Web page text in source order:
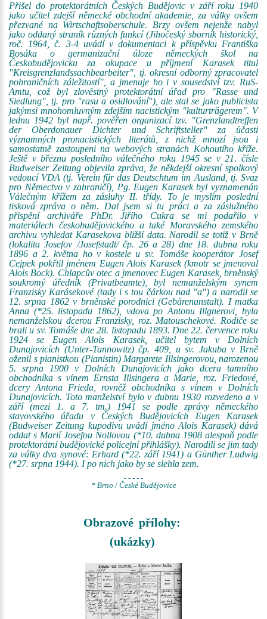
Přišel do protektorátních Českých Budějovic v září roku 1940
jako učitel zdejší německé obchodní akademie, za války ovšem
přezvané na Wirtschaftsoberschule. Brzy ovšem nejenže nabyl
jako oddaný straník různých funkcí (Jihočeský sborník historický,
roč. 1964, č. 3-4 uvádí v dokumentaci k příspěvku Františka
Bosáka o germanizační úloze německých škol na
Českobudějovicku za okupace u příjmení Karasek titul
"Kreisgrenzlandssachbearbeiter", tj. okresní odborný zpracovatel
pohraničních záležitostí", a jmenuje ho i v sousedství tzv. RuS-
Amtu, což byl zlověstný protektorátní úřad pro "Rasse und
Siedlung", tj. pro "rasu a osidlování"), ale stal se jako publicista
jakýmsi mnohomluvným zdejším nacistickým "kulturträgerem". V
lednu 1942 byl např. pověřen organizací tzv. "Grenzlandtreffen
der Oberdonauer Dichter und Schriftsteller" za účasti
významných pronacistických literátů, z nichž mnozí jsou i
samostatně zastoupeni na webových stranách Kohoutího kříže.
Ještě v březnu posledního válečného roku 1945 se v 21. čísle
Budweiser Zeitung objevila zpráva, že někdejší okresní spolkový
vedoucí VDA (tj. Verein für das Deutschtum im Ausland, tj. Svaz
pro Němectvo v zahraničí), Pg. Eugen Karasek byl vyznamenán
Válečným křížem za zásluhy II. třídy. To je myslím poslední
tisková zpráva o něm. Dal jsem si tu práci a za záslužného
přispění archiváře PhDr. Jiřího Cukra se mi podařilo v
materiálech českobudějovického a také Moravského zemského
archivu vyhledat Karasekova bližší data. Narodil se totiž v Brně
(lokalita Josefov /Josefstadt/ čp. 26 a 28) dne 18. dubna roku
1896 a 2. května ho v kostele u sv. Tomáše kooperátor Josef
Cejpek pokřtil jménem Eugen Alois Karasek (kmotr se jmenoval
Alois Bock). Chlapcův otec a jmenovec Eugen Karasek, brněnský
soukromý úředník (Privatbeamte), byl nemanželským synem
Franzisky Karásekové (tady i s tou čárkou nad "a") a narodil se
12. srpna 1862 v brněnské porodnici (Gebärenanstalt). I matka
Anna (*25. listopadu 1862), vdova po Antonu Illgnerovi, byla
nemanželskou dcerou Franzisky, roz. Matouschekové. Rodiče se
brali u sv. Tomáše dne 28. listopadu 1893. Dne 22. července roku
1924 se Eugen Alois Karasek, učitel bytem v Dolních
Dunajovicích (Unter-Tannowitz) čp. 409, u sv. Jakuba v Brně
oženil s pianistkou (Pianistin) Margarete Illsingerovou, narozenou
5. srpna 1900 v Dolních Dunajovicích jako dcera tamního
obchodníka s vínem Ernsta Illsingera a Marie, roz. Friedové,
dcery Antona Frieda, rovněž obchodníka s vínem v Dolních
Dunajovicích. Toto manželství bylo v dubnu 1930 rozvedeno a v
září (mezi 1. a 7. tm.) 1941 se podle zprávy německého
stavovského úřadu v Českých Budějovicích Eugen Karasek
(Budweiser Zeitung kupodivu uvádí jméno Alois Karasek) dává
oddat s Marií Josefou Nollovou (*10. dubna 1908 alespoň podle
protektorátní budějovické policejní přihlášky). Narodili se jim tady
za války dva synové: Erhard (*22. září 1941) a Günther Ludwig
(*27. srpna 1944). I po nich jako by se slehla zem.
- - - - -
* Brno / České Budějovice
Obrazové přílohy:
(ukázky)